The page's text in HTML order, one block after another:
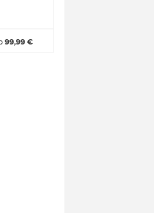
99,99 €